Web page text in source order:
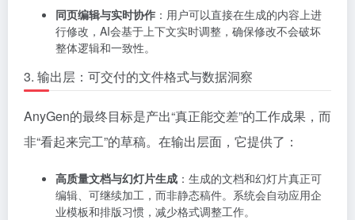
同页编辑与实时协作 ：用户可以直接在生成的内容上进
行修改，AI会基于上下文实时调整，确保修改不会破坏
整体逻辑和一致性。
3. 输出层：可交付的文件格式与数据洞察
AnyGen的最终目标是产出“真正能交差”的工作成果，而
非“看起来完工”的草稿。在输出层面，它提供了：
高质量文档与幻灯片生成 ：生成的文档和幻灯片真正可
编辑、可继续加工，而非静态稿件。系统会自动应用企
业模板和排版习惯，减少格式调整工作。